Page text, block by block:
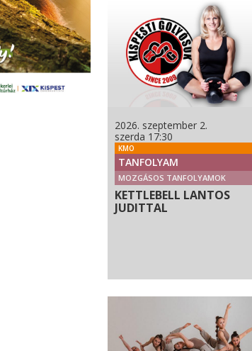
2026. szeptember 2.
szerda 17:30
KMO
TANFOLYAM
MOZGÁSOS TANFOLYAMOK
KETTLEBELL LANTOS
JUDITTAL